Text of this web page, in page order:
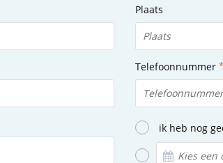
Plaats
Telefoonnummer
ik heb nog